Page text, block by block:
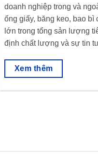
doanh nghiệp trong và
ống giấy, băng keo, bao bì
lớn trong tổng sản lượng
định chất lượng và sự tin
Xem thêm